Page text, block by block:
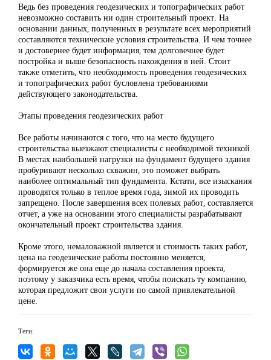
Ведь без проведения геодезических и топографических работ
невозможно составить ни один строительный проект. На
основании данных, полученных в результате всех мероприятий
составляются технические условия строительства. И чем точнее
и достовернее будет информация, тем долговечнее будет
постройка и выше безопасность нахождения в ней. Стоит
также отметить, что необходимость проведения геодезических
и топографических работ бусловлена требованиями
действующего законодательства.
Этапы проведения геодезических работ
Все работы начинаются с того, что на место будущего
строительства выезжают специалисты с необходимой техникой.
В местах наибольшей нагрузки на фундамент будущего здания
пробуривают несколько скважин, это поможет выбрать
наиболее оптимальный тип фундамента. Кстати, все изыскания
проводятся только в теплое время года, зимой их проводить
запрещено. После завершения всех полевых работ, составляется
отчет, а уже на основании этого специалисты разрабатывают
окончательный проект строительства здания.
Кроме этого, немаловажной является и стоимость таких работ,
цена на геодезические работы постоянно меняется,
формируется же она еще до начала составления проекта,
поэтому у заказчика есть время, чтобы поискать ту компанию,
которая предложит свои услуги по самой привлекательной
цене.
Теги: